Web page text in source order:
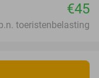
€45
toeristenbelasting